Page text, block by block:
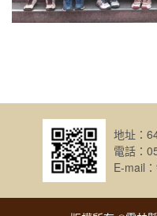
地址：
電話：
E-mail